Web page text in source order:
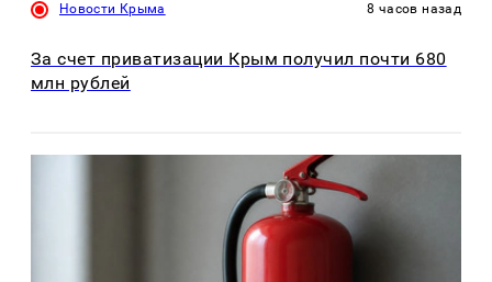
Новости Крыма 8 часов назад
За счет приватизации Крым получил почти 680
млн рублей